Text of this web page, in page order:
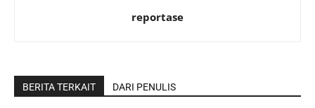
reportase
BERITA TERKAIT DARI PENULIS